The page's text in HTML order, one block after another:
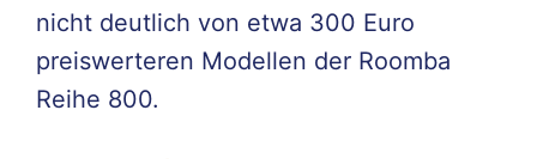
nicht deutlich von etwa 300 Euro
preiswerteren Modellen der Roomba
Reihe 800.